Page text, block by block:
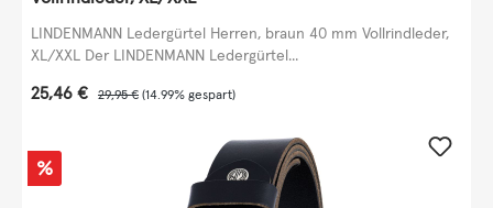
LINDENMANN Ledergürtel Herren, braun 40 mm Vollrindleder,
XL/XXL Der LINDENMANN Ledergürtel...
Verkaufspreis:
25,46 € Regulärer Preis:
29,95 € (14.99% gespart)
Rabatt
%